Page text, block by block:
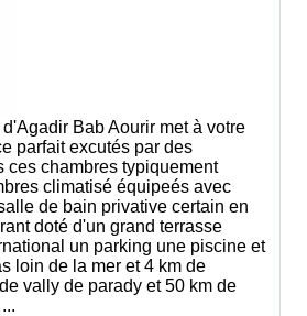
Bab Aourir met à votre
parfait excutés par des
ces chambres typiquement
climatisé équipeés avec
de bain privative certain en
doté d'un grand terrasse
un parking une piscine et
loin de la mer et 4 km de
vally de parady et 50 km de